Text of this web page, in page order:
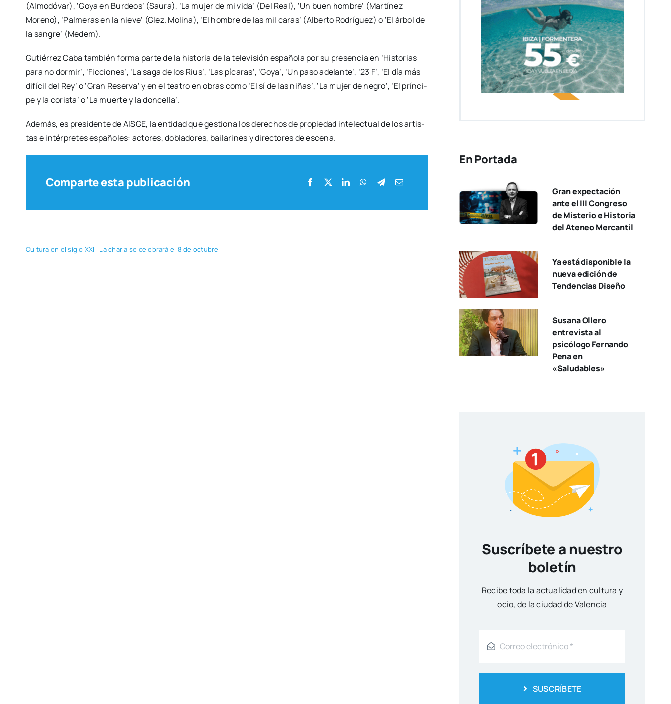
(Almo­dó­var), ‘Goya en Bur­deos’ (Sau­ra), ‘La mujer de mi vida’ (Del Real), ‘Un buen hom­bre’ (Mar­tí­nez
Moreno), ‘Pal­me­ras en la nie­ve’ (Glez. Moli­na), ‘El hom­bre de las mil caras’ (Alber­to Rodrí­guez) o ‘El árbol de
la san­gre’ (Medem).
Gutié­rrez Caba tam­bién for­ma par­te de la his­to­ria de la tele­vi­sión espa­ño­la por su pre­sen­cia en ‘His­to­rias
para no dor­mir’, ‘Fic­cio­nes’, ‘La saga de los Rius’, ‘Las píca­ras’, ‘Goya’, ‘Un paso ade­lan­te’, ‘23 F’, ‘El día más
difí­cil del Rey’ o ‘Gran Reser­va’ y en el tea­tro en obras como ‘El sí de las niñas’, ‘La mujer de negro’, ‘El prín­ci­
pe y la coris­ta’ o ‘La muer­te y la don­ce­lla’.
Ade­más, es pre­si­den­te de AISGE, la enti­dad que ges­tio­na los dere­chos de pro­pie­dad inte­lec­tual de los artis­
tas e intér­pre­tes espa­ño­les: acto­res, dobla­do­res, bai­la­ri­nes y direc­to­res de esce­na.
Comparte esta publicación
Cul­tu­ra en el siglo XXI La char­la se cele­bra­rá el 8 de octu­bre
En Portada
Gran expectación
ante el III Congreso
de Misterio e Historia
del Ateneo Mercantil
Ya está disponible la
nueva edición de
Tendencias Diseño
Susana Ollero
entrevista al
psicólogo Fernando
Pena en
«Saludables»
Suscríbete a nuestro
boletín
Reci­be toda la actua­li­dad en cul­tu­ra y
ocio, de la ciu­dad de Valen­cia
SUSCRÍBETE